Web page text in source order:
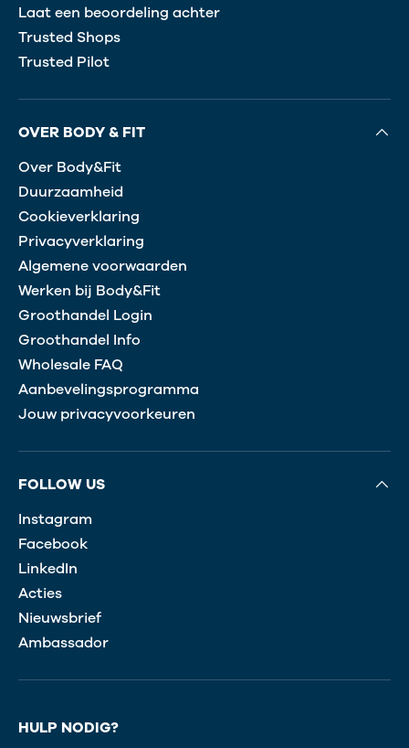
Laat een beoordeling achter
Trusted Shops
Trusted Pilot
OVER BODY & FIT
Over Body&Fit
Duurzaamheid
Cookieverklaring
Privacyverklaring
Algemene voorwaarden
Werken bij Body&Fit
Groothandel Login
Groothandel Info
Wholesale FAQ
Aanbevelingsprogramma
Jouw privacyvoorkeuren
FOLLOW US
Instagram
Facebook
LinkedIn
Acties
Nieuwsbrief
Ambassador
HULP NODIG?